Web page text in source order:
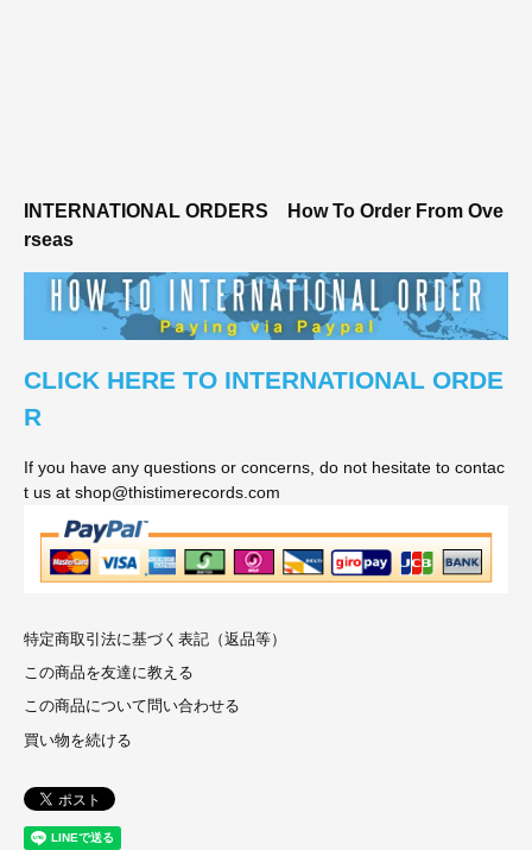
INTERNATIONAL ORDERS How To Order From Ove
rseas
CLICK HERE TO INTERNATIONAL ORDE
R
If you have any questions or concerns, do not hesitate to contac
t us at shop@thistimerecords.com
特定商取引法に基づく表記（返品等）
この商品を友達に教える
この商品について問い合わせる
買い物を続ける